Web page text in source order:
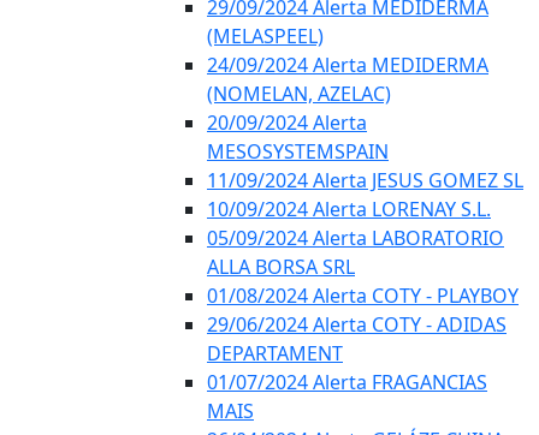
29/09/2024 Alerta MEDIDERMA
(MELASPEEL)
24/09/2024 Alerta MEDIDERMA
(NOMELAN, AZELAC)
20/09/2024 Alerta
MESOSYSTEMSPAIN
11/09/2024 Alerta JESUS GOMEZ SL
10/09/2024 Alerta LORENAY S.L.
05/09/2024 Alerta LABORATORIO
ALLA BORSA SRL
01/08/2024 Alerta COTY - PLAYBOY
29/06/2024 Alerta COTY - ADIDAS
DEPARTAMENT
01/07/2024 Alerta FRAGANCIAS
MAIS